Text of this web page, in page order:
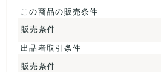
【 素材・成分 】
素材タグを撮影しておりますので、ご
【 商品札 】
この商品の販売条件
販売条件
出品者取引条件
販売条件